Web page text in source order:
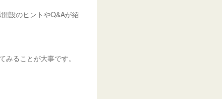
設のヒントやQ&Aが紹
ることが大事です。